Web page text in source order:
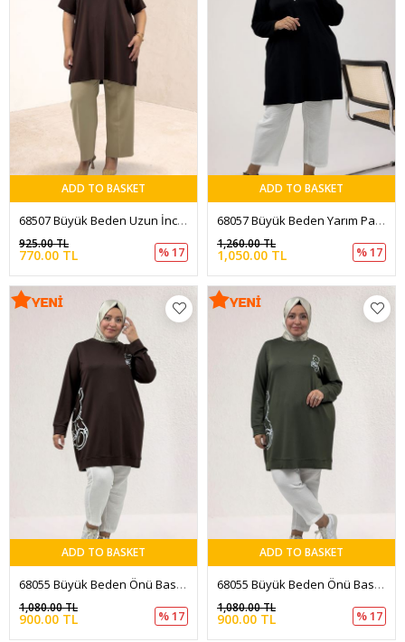
ADD TO BASKET
68507 Büyük Beden Uzun İnce Modal Tişört - Kahve
770.00 TL
925.00 TL
% 17
ADD TO BASKET
68057 Büyük Beden Yarım Pat Fermuarlı Modal Tunik - Siyah
1,050.00 TL
1,260.00 TL
% 17
ADD TO BASKET
68055 Büyük Beden Önü Baskılı Kendinden Ribanalı Modal Tunik - Kahve
900.00 TL
1,080.00 TL
% 17
ADD TO BASKET
68055 Büyük Beden Önü Baskılı Kendinden Ribanalı Modal Tunik - Haki
900.00 TL
1,080.00 TL
% 17